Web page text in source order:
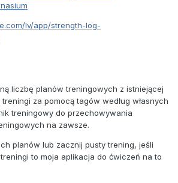
lv/app/strength-log-
liczbę planów treningowych z istniejącej
za pomocą tagów według własnych
treningowy do przechowywania
na zawsze.
planów lub zacznij pusty trening, jeśli
to moja aplikacja do ćwiczeń na to